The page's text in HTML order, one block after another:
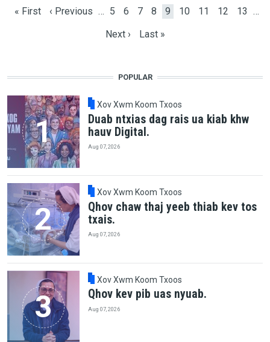
First page
« First Previous page
‹ Previous … Page
5 Page
6 Page
7 Page
8 Current page
9 Page
10 Page
11 Page
12 Page
13 …
Next page
Next › Last page
Last »
POPULAR
Xov Xwm Koom Txoos
Duab ntxias dag rais ua kiab khw
hauv Digital.
Aug 07, 2026
Xov Xwm Koom Txoos
Qhov chaw thaj yeeb thiab kev tos
txais.
Aug 07, 2026
Xov Xwm Koom Txoos
Qhov kev pib uas nyuab.
Aug 07, 2026